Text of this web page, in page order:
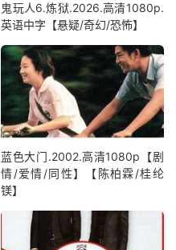
鬼玩人6.炼狱.2026.高清1080p.
英语中字【悬疑/奇幻/恐怖】
蓝色大门.2002.高清1080p【剧
情/爱情/同性】【陈柏霖/桂纶
镁】